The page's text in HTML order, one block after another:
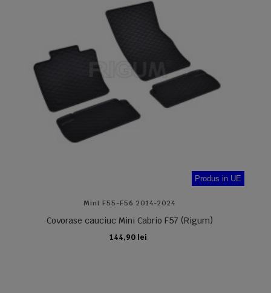
Produs in UE
Mini F55-F56 2014-2024
Covorase cauciuc Mini Cabrio F57 (Rigum)
144,90 lei
ADAUGA IN COS